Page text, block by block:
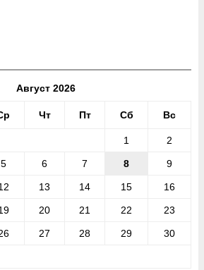
Август 2026
Чт Пт Сб Вс
1 2
5 6 7 8 9
13 14 15 16
20 21 22 23
27 28 29 30